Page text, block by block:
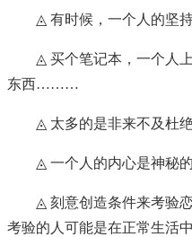
◬ 有时候，一个人的坚
◬ 买个笔记本，一个人
东西………
◬ 太多的是非来不及杜
◬ 一个人的内心是神秘
◬ 刻意创造条件来考验
考验的人可能是在正常生活